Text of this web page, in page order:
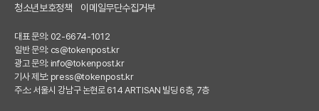
청소년보호정책
이메일무단수집거부
대표 문의: 02-6674-1012
일반 문의: cs@tokenpost.kr
광고 문의: info@tokenpost.kr
기사 제보: press@tokenpost.kr
주소: 서울시 강남구 논현로 614 ARTISAN 빌딩 6층, 7층